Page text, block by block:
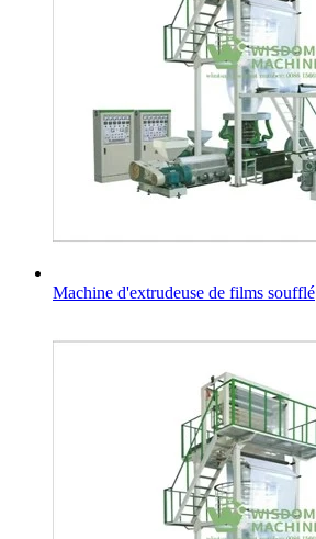
Machine d'extrudeuse de films soufflé